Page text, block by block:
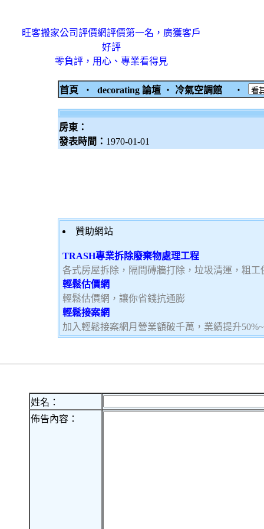
旺客搬家公司評價網評價第一名，廣獲客戶
好評
零負評，用心、專業看得見
首頁 ‧ decorating 論壇 ‧ 冷氣空調館 ‧
房東：
發表時間： 1970-01-01
贊助網站
TRASH專業拆除廢棄物處理工程
各式房屋拆除，隔間磚牆打除，垃圾清運，粗工
輕鬆估價網
輕鬆估價網，讓你省錢抗通膨
輕鬆接案網
加入輕鬆接案網月營業額破千萬，業績提升
姓名：
佈告內容：